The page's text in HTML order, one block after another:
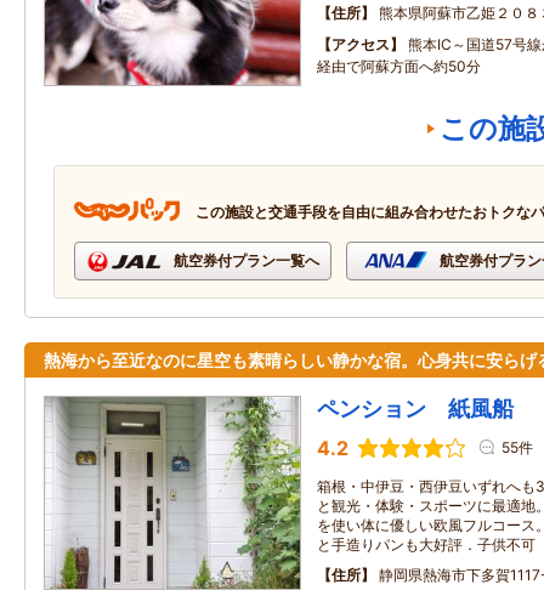
住所
熊本県阿蘇市乙姫２０８
アクセス
熊本IC～国道57号
経由で阿蘇方面へ約50分
この施
この施設と交通手段を自由に組み合わせたおトクな
航空券付プラン一覧へ 航空券付プラ
熱海から至近なのに星空も素晴らしい静かな宿。心身共に安らげ
ペンション 紙風船
4.2 55件
箱根・中伊豆・西伊豆いずれへ
と観光・体験・スポーツに最適地
を使い体に優しい欧風フルコース
と手造りパンも大好評．子供不可
住所
静岡県熱海市下多賀